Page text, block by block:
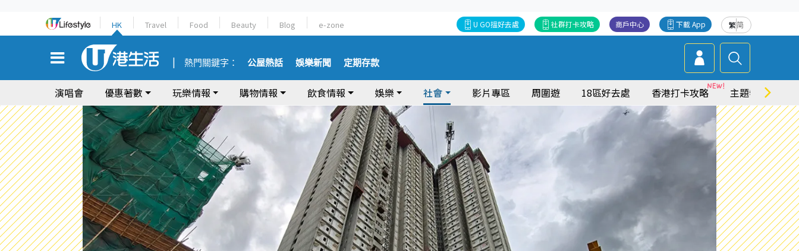
HK Travel Food Beauty Blog e-zone 繁简
下載 App
商戶中心
社群打卡攻略
U GO搵好去處
熱門關鍵字： 公屋熱話 娛樂新聞 定期存款
演唱會 優惠著數 玩樂情報 購物情報 飲食情報 娛樂 社會 影片專區 周圍遊 18區好去處 香港打卡攻略 主題特集